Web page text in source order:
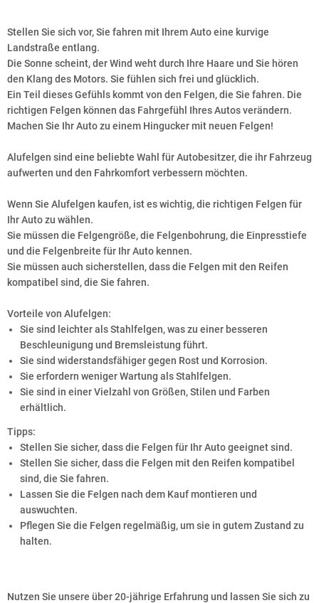
Stellen Sie sich vor, Sie fahren mit Ihrem Auto eine kurvige
Landstraße entlang.
Die Sonne scheint, der Wind weht durch Ihre Haare und Sie hören
den Klang des Motors. Sie fühlen sich frei und glücklich.
Ein Teil dieses Gefühls kommt von den Felgen, die Sie fahren. Die
richtigen Felgen können das Fahrgefühl Ihres Autos verändern.
Machen Sie Ihr Auto zu einem Hingucker mit neuen Felgen!
Alufelgen sind eine beliebte Wahl für Autobesitzer, die ihr Fahrzeug
aufwerten und den Fahrkomfort verbessern möchten.
Wenn Sie Alufelgen kaufen, ist es wichtig, die richtigen Felgen für
Ihr Auto zu wählen.
Sie müssen die Felgengröße, die Felgenbohrung, die Einpresstiefe
und die Felgenbreite für Ihr Auto kennen.
Sie müssen auch sicherstellen, dass die Felgen mit den Reifen
kompatibel sind, die Sie fahren.
Vorteile von Alufelgen:
Sie sind leichter als Stahlfelgen, was zu einer besseren
Beschleunigung und Bremsleistung führt.
Sie sind widerstandsfähiger gegen Rost und Korrosion.
Sie erfordern weniger Wartung als Stahlfelgen.
Sie sind in einer Vielzahl von Größen, Stilen und Farben
erhältlich.
Tipps:
Stellen Sie sicher, dass die Felgen für Ihr Auto geeignet sind.
Stellen Sie sicher, dass die Felgen mit den Reifen kompatibel
sind, die Sie fahren.
Lassen Sie die Felgen nach dem Kauf montieren und
auswuchten.
Pflegen Sie die Felgen regelmäßig, um sie in gutem Zustand zu
halten.
Nutzen Sie unsere über 20-jährige Erfahrung und lassen Sie sich zu